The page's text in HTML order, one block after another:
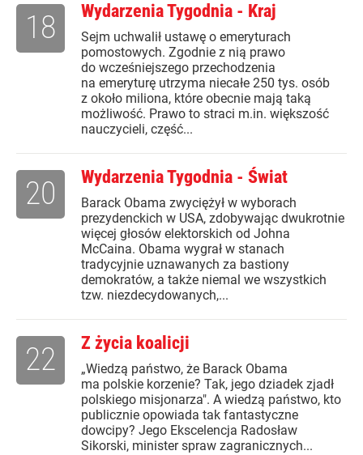
Wydarzenia Tygodnia - Kraj
Sejm uchwalił ustawę o emeryturach
pomostowych. Zgodnie z nią prawo
do wcześniejszego przechodzenia
na emeryturę utrzyma niecałe 250 tys. osób
z około miliona, które obecnie mają taką
możliwość. Prawo to straci m.in. większość
nauczycieli, część...
18
Wydarzenia Tygodnia - Świat
Barack Obama zwyciężył w wyborach
prezydenckich w USA, zdobywając dwukrotnie
więcej głosów elektorskich od Johna
McCaina. Obama wygrał w stanach
tradycyjnie uznawanych za bastiony
demokratów, a także niemal we wszystkich
tzw. niezdecydowanych,...
20
Z życia koalicji
„Wiedzą państwo, że Barack Obama
ma polskie korzenie? Tak, jego dziadek zjadł
polskiego misjonarza". A wiedzą państwo, kto
publicznie opowiada tak fantastyczne
dowcipy? Jego Ekscelencja Radosław
Sikorski, minister spraw zagranicznych...
22